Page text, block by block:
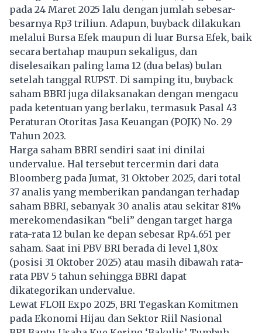
pada 24 Maret 2025 lalu dengan jumlah sebesar-
besarnya Rp3 triliun. Adapun, buyback dilakukan
melalui Bursa Efek maupun di luar Bursa Efek, baik
secara bertahap maupun sekaligus, dan
diselesaikan paling lama 12 (dua belas) bulan
setelah tanggal RUPST. Di samping itu, buyback
saham BBRI juga dilaksanakan dengan mengacu
pada ketentuan yang berlaku, termasuk Pasal 43
Peraturan Otoritas Jasa Keuangan (POJK) No. 29
Tahun 2023.
Harga saham BBRI sendiri saat ini dinilai
undervalue. Hal tersebut tercermin dari data
Bloomberg pada Jumat, 31 Oktober 2025, dari total
37 analis yang memberikan pandangan terhadap
saham BBRI, sebanyak 30 analis atau sekitar 81%
merekomendasikan “beli” dengan target harga
rata-rata 12 bulan ke depan sebesar Rp4.651 per
saham. Saat ini PBV BRI berada di level 1,80x
(posisi 31 Oktober 2025) atau masih dibawah rata-
rata PBV 5 tahun sehingga BBRI dapat
dikategorikan undervalue.
Lewat FLOII Expo 2025, BRI Tegaskan Komitmen
pada Ekonomi Hijau dan Sektor Riil Nasional